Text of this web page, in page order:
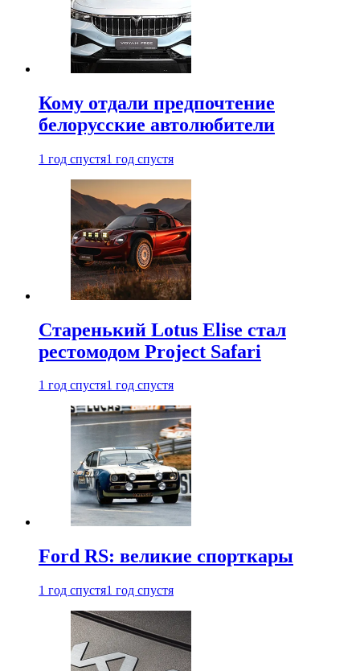
Кому отдали предпочтение
белорусские автолюбители
1 год спустя1 год спустя
Старенький Lotus Elise стал
рестомодом Project Safari
1 год спустя1 год спустя
Ford RS: великие спорткары
1 год спустя1 год спустя